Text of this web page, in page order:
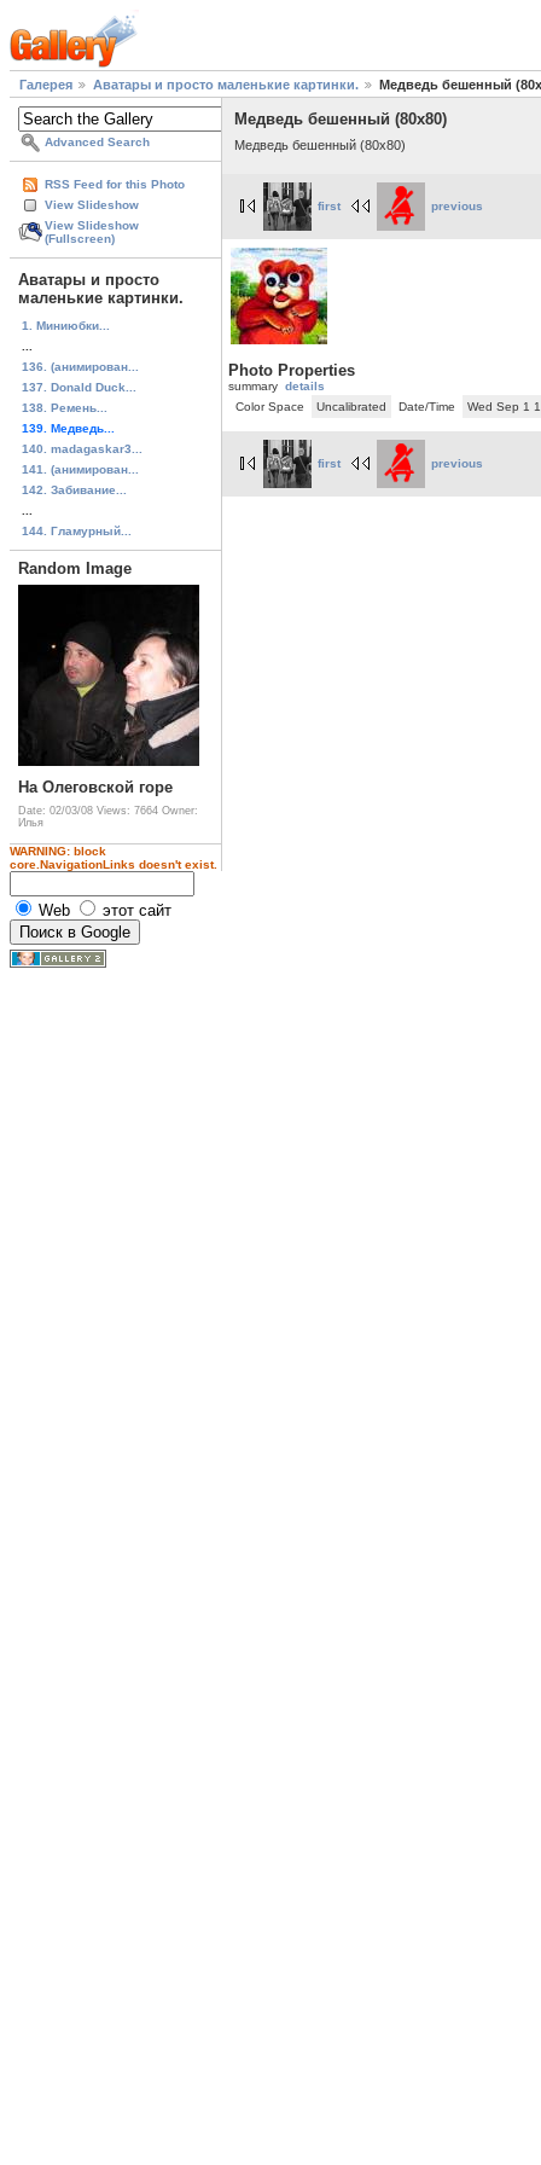
Галерея Аватары и просто маленькие картинки. Медведь бешенный
Advanced Search
RSS Feed for this Photo
View Slideshow
View Slideshow
(Fullscreen)
Аватары и просто
маленькие картинки.
1. Миниюбки...
136. (анимирован...
137. Donald Duck...
138. Ремень...
139. Медведь...
140. madagaskar3...
141. (анимирован...
142. Забивание...
144. Гламурный...
Random Image
На Олеговской горе
Date: 02/03/08 Views: 7664 Owner:
Илья
WARNING: block
core.NavigationLinks doesn't exist.
Web этот сайт
Медведь бешенный (80x80)
Медведь бешенный (80x80)
first previous
Photo Properties
summary details
Color Space
Uncalibrated Date/Time Wed Sep 1
first previous